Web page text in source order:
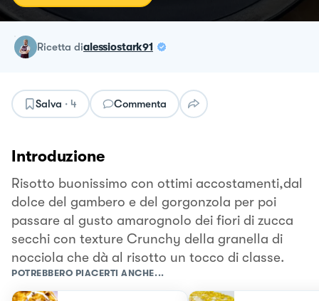
ricetta dialessiostark91
Salva · 4 Commenta
Introduzione
Risotto buonissimo con ottimi accostamenti,dal
dolce del gambero e del gorgonzola per poi
passare al gusto amarognolo dei fiori di zucca
secchi con texture Crunchy della granella di
nocciola che dà al risotto un tocco di classe.
POTREBBERO PIACERTI ANCHE...